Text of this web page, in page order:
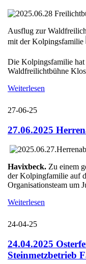
Ausflug zur
mit der Kolpingsfamilie
Die Kolpingsfamilie hat
Waldfreilichtbühne
Weiterlesen
27-06-25
27.06.2025
Havixbeck. Zu einem
der Kolpingfamilie auf
Organisationsteam um
Weiterlesen
24-04-25
24.04.2025
Steinmetzbetrieb